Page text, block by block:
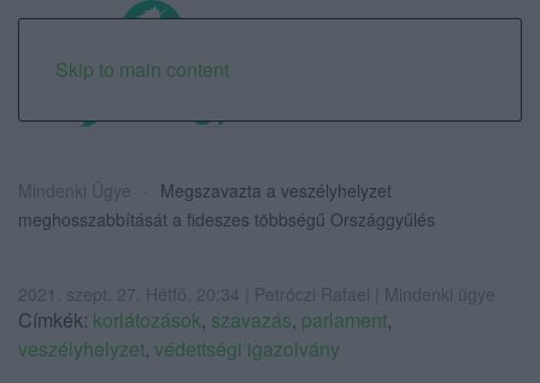
Skip to main content
Mindenki Ügye
Megszavazta a veszélyhelyzet
meghosszabbítását a fideszes többségű Országgyűlés
2021. szept. 27. Hétfő, 20:34 | Petróczi Rafael | Mindenki ügye
Címkék: korlátozások, szavazás, parlament,
veszélyhelyzet, védettségi igazolvány